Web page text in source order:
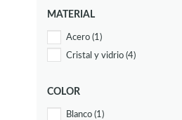
MATERIAL
Acero (1)
Cristal y vidrio (4)
COLOR
Blanco (1)